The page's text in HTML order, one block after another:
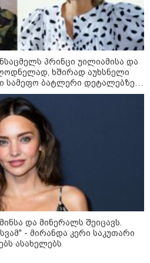
15 წლით უფროს
პრინცი უილიამისა და
ხშირად აუხსნელი
სამეფო ბატლერი დეტალებზე
და მინერალს შეიცავს.
- მირანდა კერი საკუთარი
ასახელებს